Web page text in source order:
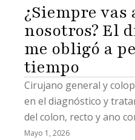
¿Siempre vas
nosotros? El
me obligó a
tiempo
Cirujano general y
en el diagnóstico y
del colon, recto y ano
integral y precisión
Mayo 1, 2026